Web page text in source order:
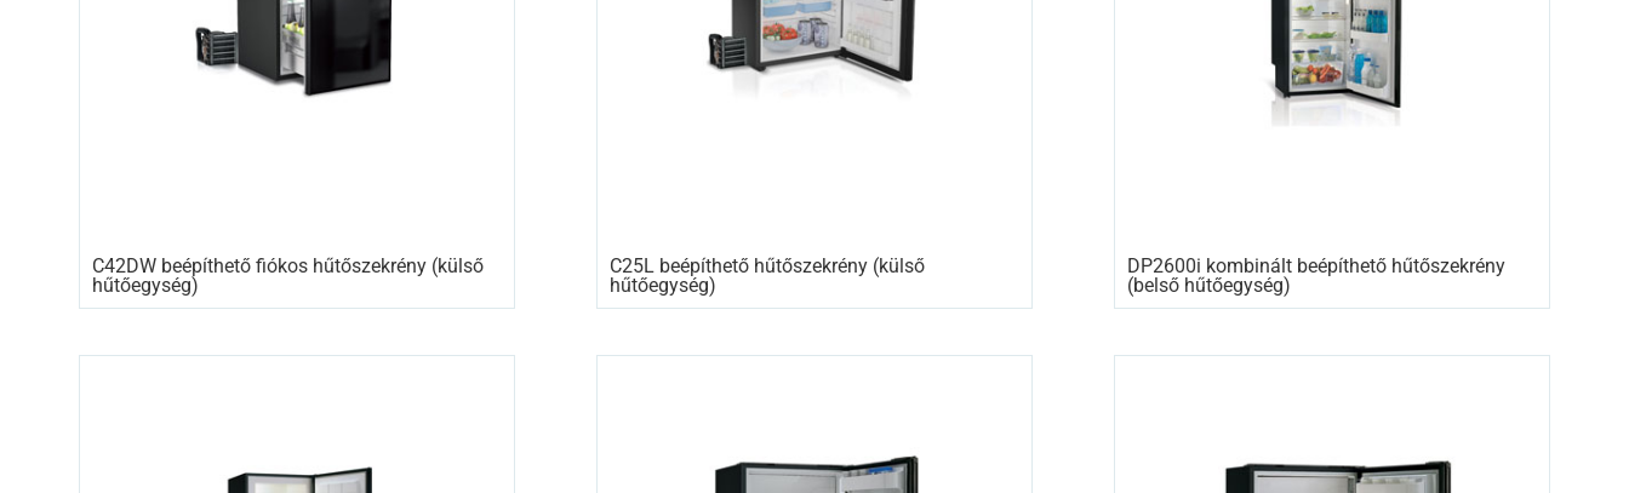
C42DW beépíthető fiókos hűtőszekrény (külső
hűtőegység)
C25L beépíthető hűtőszekrény (külső
hűtőegység)
DP2600i kombinált beépíthető hűtőszekrény
(belső hűtőegység)